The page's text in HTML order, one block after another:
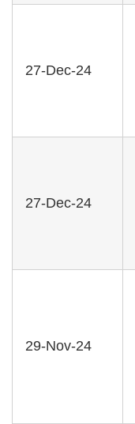
27-Dec-24
27-Dec-24
29-Nov-24